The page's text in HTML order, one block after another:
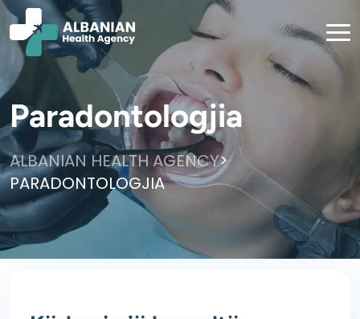
Paradontologjia
ALBANIAN HEALTH AGENCY>
PARADONTOLOGJIA